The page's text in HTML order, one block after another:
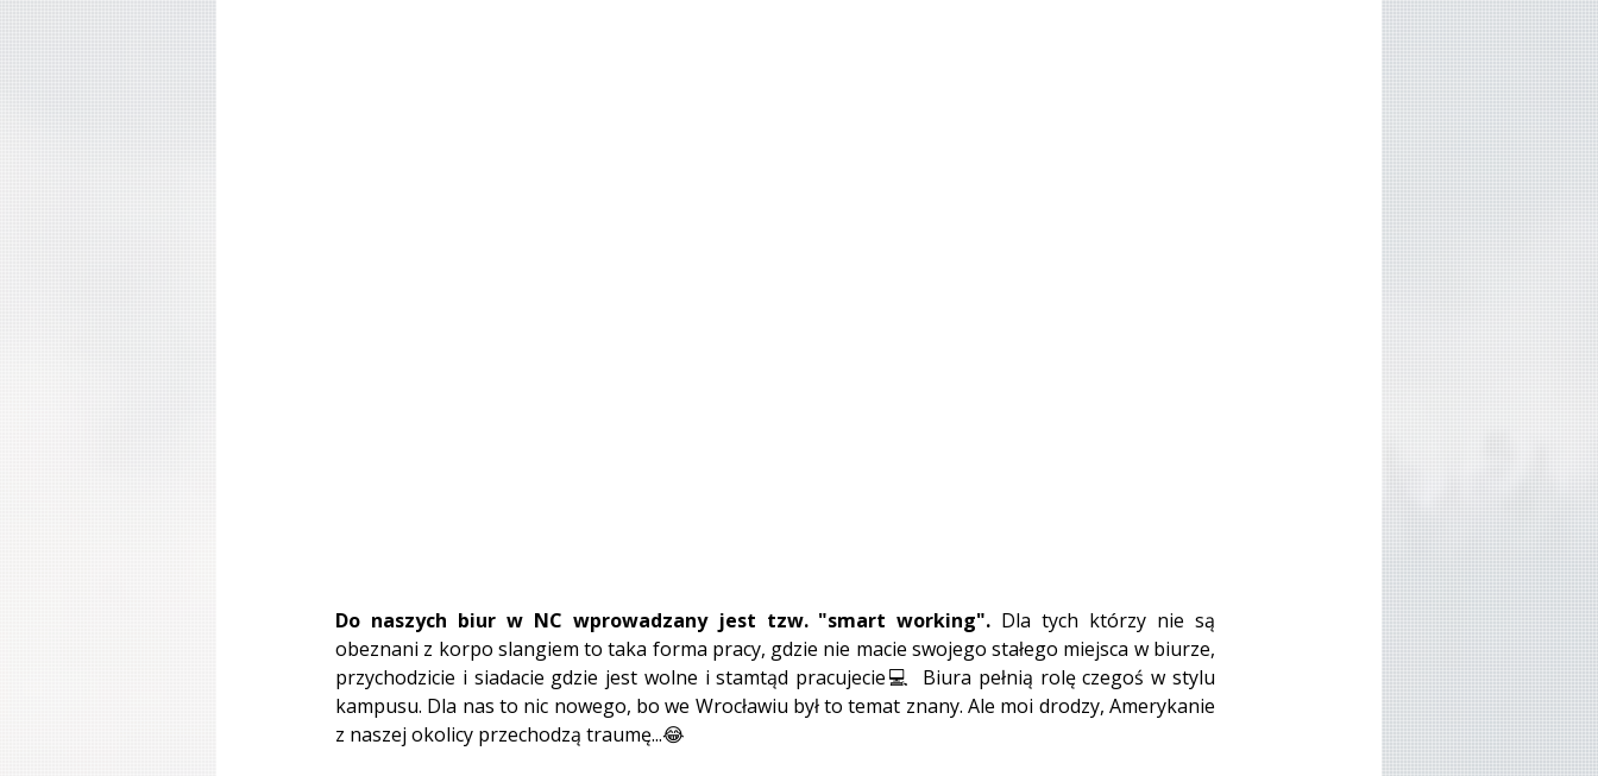
Do naszych biur w NC wprowadzany jest tzw. "smart working". Dla tych którzy nie są
obeznani z korpo slangiem to taka forma pracy, gdzie nie macie swojego stałego miejsca w biurze,
przychodzicie i siadacie gdzie jest wolne i stamtąd pracujecie💻  Biura pełnią rolę czegoś w stylu
kampusu. Dla nas to nic nowego, bo we Wrocławiu był to temat znany. Ale moi drodzy, Amerykanie
z naszej okolicy przechodzą traumę...😂